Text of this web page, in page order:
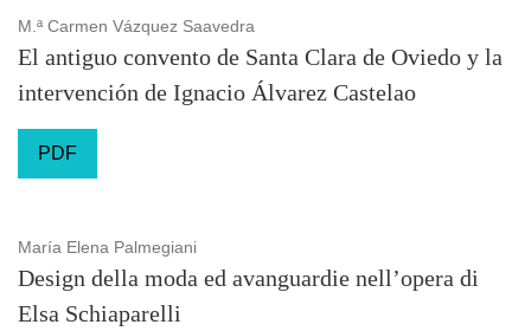
M.ª Carmen Vázquez Saavedra
El antiguo convento de Santa Clara de Oviedo y la
intervención de Ignacio Álvarez Castelao
PDF
María Elena Palmegiani
Design della moda ed avanguardie nell’opera di
Elsa Schiaparelli